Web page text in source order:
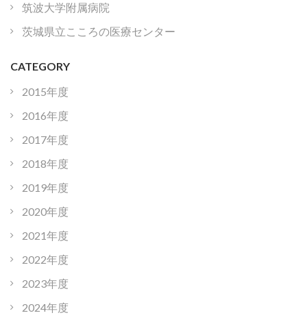
筑波大学附属病院
茨城県立こころの医療センター
CATEGORY
2015年度
2016年度
2017年度
2018年度
2019年度
2020年度
2021年度
2022年度
2023年度
2024年度